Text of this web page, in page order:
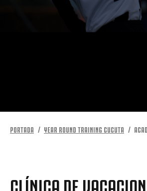
MÁS
PORTADA YEAR ROUND TRAINING CUCUTA
CLÍNICA DE